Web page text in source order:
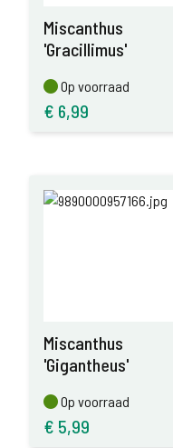
Miscanthus
'Gracillimus'
Op voorraad
Op voorraad
€ 6,99
Miscanthus
'Gigantheus'
Op voorraad
Op voorraad
€ 5,99